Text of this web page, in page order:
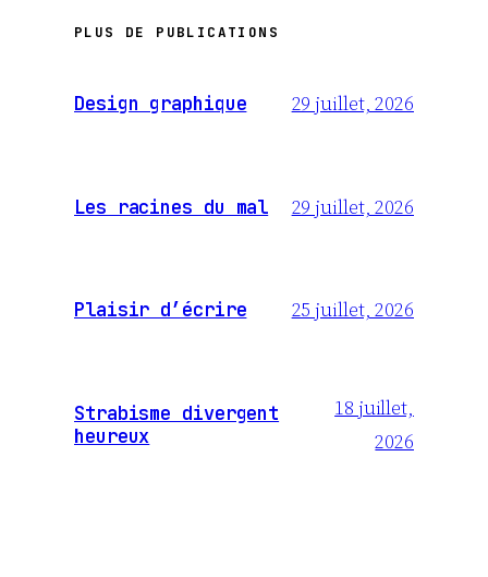
PLUS DE PUBLICATIONS
Design graphique 29 juillet, 2026
Les racines du mal 29 juillet, 2026
Plaisir d’écrire 25 juillet, 2026
Strabisme divergent
heureux
18 juillet,
2026